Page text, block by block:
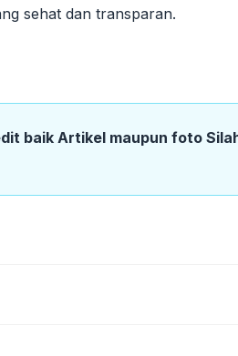
sehat dan transparan.
baik Artikel maupun foto